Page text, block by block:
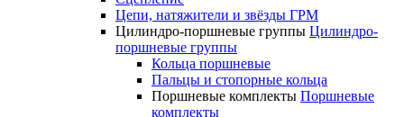
Цепи, натяжители и звёзды ГРМ
Цилиндро-поршневые группы Цилиндро-
поршневые группы
Кольца поршневые
Пальцы и стопорные кольца
Поршневые комплекты Поршневые
комплекты